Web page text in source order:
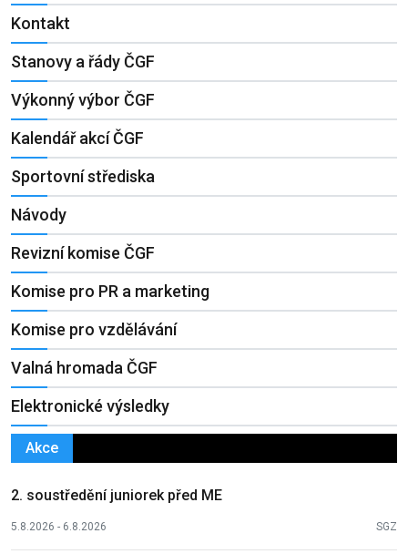
Kontakt
Stanovy a řády ČGF
Výkonný výbor ČGF
Kalendář akcí ČGF
Sportovní střediska
Návody
Revizní komise ČGF
Komise pro PR a marketing
Komise pro vzdělávání
Valná hromada ČGF
Elektronické výsledky
Akce
2. soustředění juniorek před ME
5.8.2026 - 6.8.2026 SGZ